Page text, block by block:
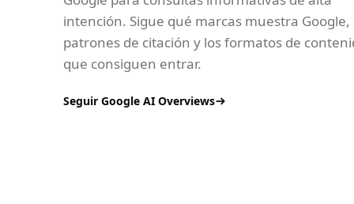
intención. Sigue qué marcas muestra Google,
patrones de citación y los formatos de
que consiguen entrar.
Seguir Google AI Overviews